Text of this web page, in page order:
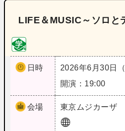
LIFE＆MUSIC～ソロと
日時
2026年6月30日（
開演：19:00
会場 東京 ムジカーザ